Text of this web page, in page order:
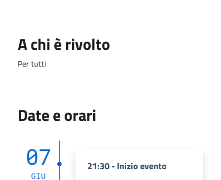
A chi è rivolto
Per tutti
Date e orari
07
GIU
21:30 - Inizio evento